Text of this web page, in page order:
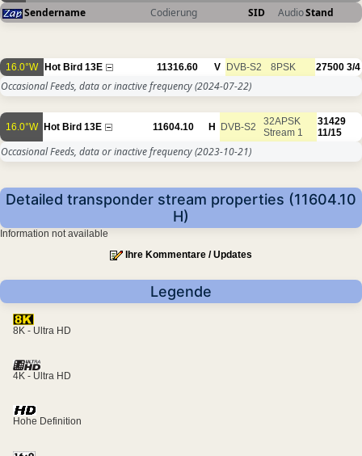
Sendername Codierung SID AudioStand
16.0°W Hot Bird 13E 11316.60 V DVB-S2 8PSK 27500 3/4
Occasional Feeds, data or inactive frequency(2024-07-22)
16.0°W Hot Bird 13E 11604.10 H DVB-S2
32APSK
Stream 1
31429
11/15
Occasional Feeds, data or inactive frequency(2023-10-21)
Detailed transponder stream properties (11604.10
H)
Information not available
Ihre Kommentare / Updates
Legende
8K - Ultra HD
4K - Ultra HD
Hohe Definition